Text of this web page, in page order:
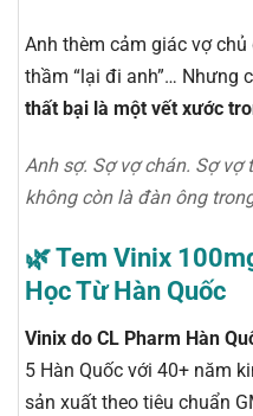
Anh thèm cảm giác vợ
thầm “lại đi anh”… Nhưng
thất bại là một vết xước
Anh sợ. Sợ vợ chán. Sợ
không còn là đàn ông
🌿 Tem Vinix
Học Từ Hàn Quốc
Vinix do CL Pharm Hàn
5 Hàn Quốc với 40+ năm
sản xuất theo tiêu chuẩn